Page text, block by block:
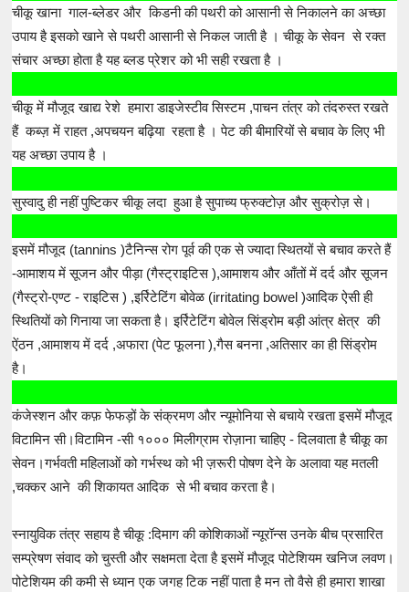
चीकू खाना गाल-ब्लेडर और किडनी की पथरी को आसानी से निकालने का अच्छा
उपाय है इसको खाने से पथरी आसानी से निकल जाती है । चीकू के सेवन से रक्त
संचार अच्छा होता है यह ब्लड प्रेशर को भी सही रखता है ।
चीकू में मौजूद खाद्य रेशे हमारा डाइजेस्टीव सिस्टम ,पाचन तंत्र को तंदरुस्त रखते
हैं कब्ज़ में राहत ,अपचयन बढ़िया रहता है । पेट की बीमारियों से बचाव के लिए भी
यह अच्छा उपाय है ।
सुस्वादु ही नहीं पुष्टिकर चीकू लदा हुआ है सुपाच्य फ्रुक्टोज़ और सुक्रोज़ से।
इसमें मौजूद (tannins )टैनिन्स रोग पूर्व की एक से ज्यादा स्थितयों से बचाव करते हैं
-आमाशय में सूजन और पीड़ा (गैस्ट्राइटिस ),आमाशय और आँतों में दर्द और सूजन
(गैस्ट्रो-एण्ट - राइटिस ) ,इर्रिटेटिंग बोवेळ (irritating bowel )आदिक ऐसी ही
स्थितियों को गिनाया जा सकता है। इर्रिटेटिंग बोवेल सिंड्रोम बड़ी आंत्र क्षेत्र की
ऐंठन ,आमाशय में दर्द ,अफारा (पेट फूलना ),गैस बनना ,अतिसार का ही सिंड्रोम
है।
कंजेस्शन और कफ़ फेफड़ों के संक्रमण और न्यूमोनिया से बचाये रखता इसमें मौजूद
विटामिन सी।विटामिन -सी १००० मिलीग्राम रोज़ाना चाहिए - दिलवाता है चीकू का
सेवन।गर्भवती महिलाओं को गर्भस्थ को भी ज़रूरी पोषण देने के अलावा यह मतली
,चक्कर आने की शिकायत आदिक से भी बचाव करता है।
स्नायुविक तंत्र सहाय है चीकू :दिमाग की कोशिकाओं न्यूरॉन्स उनके बीच प्रसारित
सम्प्रेषण संवाद को चुस्ती और सक्षमता देता है इसमें मौजूद पोटेशियम खनिज लवण।
पोटेशियम की कमी से ध्यान एक जगह टिक नहीं पाता है मन तो वैसे ही हमारा शाखा